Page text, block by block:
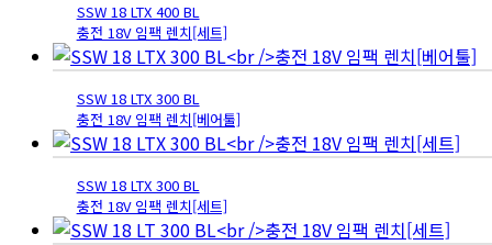
SSW 18 LTX 400 BL
충전 18V 임팩 렌치[세트]
SSW 18 LTX 300 BL
충전 18V 임팩 렌치[베어툴]
SSW 18 LTX 300 BL
충전 18V 임팩 렌치[세트]